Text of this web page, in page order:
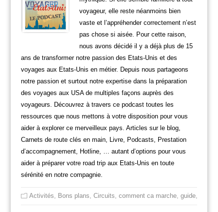
voyageur, elle reste néanmoins bien
vaste et l’appréhender correctement n’est
pas chose si aisée. Pour cette raison,
nous avons décidé il y a déjà plus de 15
ans de transformer notre passion des Etats-Unis et des
voyages aux Etats-Unis en métier. Depuis nous partageons
notre passion et surtout notre expertise dans la préparation
des voyages aux USA de multiples façons auprès des
voyageurs. Découvrez à travers ce podcast toutes les
ressources que nous mettons à votre disposition pour vous
aider à explorer ce merveilleux pays. Articles sur le blog,
Carnets de route clés en main, Livre, Podcasts, Prestation
d’accompagnement, Hotline, … autant d’options pour vous
aider à préparer votre road trip aux Etats-Unis en toute
sérénité en notre compagnie.
Activités Bons plans Circuits comment ca marche, guide,